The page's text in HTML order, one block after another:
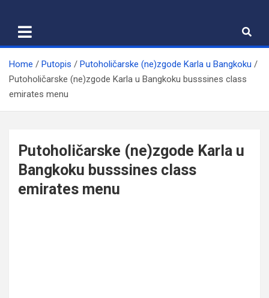
content
Home Putopis
Putoholičarske (ne)zgode Karla u Bangkoku
Putoholičarske (ne)zgode Karla u Bangkoku busssines class
emirates menu
Putoholičarske (ne)zgode Karla u
Bangkoku busssines class
emirates menu